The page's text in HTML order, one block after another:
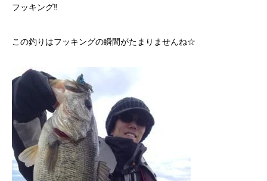
フッキング‼︎
この釣りはフッキングの瞬間がたまりませんね☆